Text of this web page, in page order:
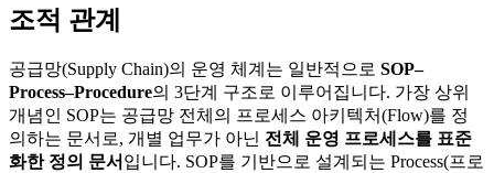
조적 관계
공급망(Supply Chain)의 운영 체계는 일반적으로 SOP–
Process–Procedure의 3단계 구조로 이루어집니다. 가장 상위
개념인 SOP는 공급망 전체의 프로세스 아키텍처(Flow)를 정
의하는 문서로, 개별 업무가 아닌 전체 운영 프로세스를 표준
화한 정의 문서 입니다. SOP를 기반으로 설계되는 Process(프로